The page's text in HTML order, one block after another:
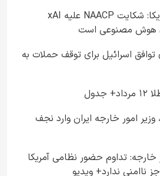
وزارت دادگستری آمریکا: شکایت NAACP علیه xAI
هوش مصنوعی است
اسرائیل برای توقف حملات به
امور خارجه ایران وارد نجف
تداوم حضور نظامی آمریکا
ناامنی ندارد+ ویدیو